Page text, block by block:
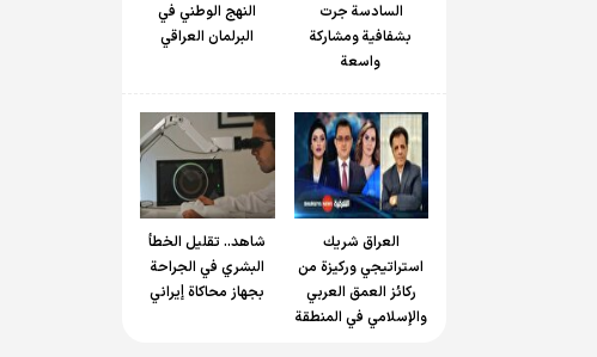
السادسة جرت
بشفافية ومشاركة
واسعة
النهج الوطني في
البرلمان العراقي
العراق شريك
استراتيجي وركيزة من
ركائز العمق العربي
والإسلامي في المنطقة
شاهد.. تقليل الخطأ
البشري في الجراحة
بجهاز محاكاة إيراني